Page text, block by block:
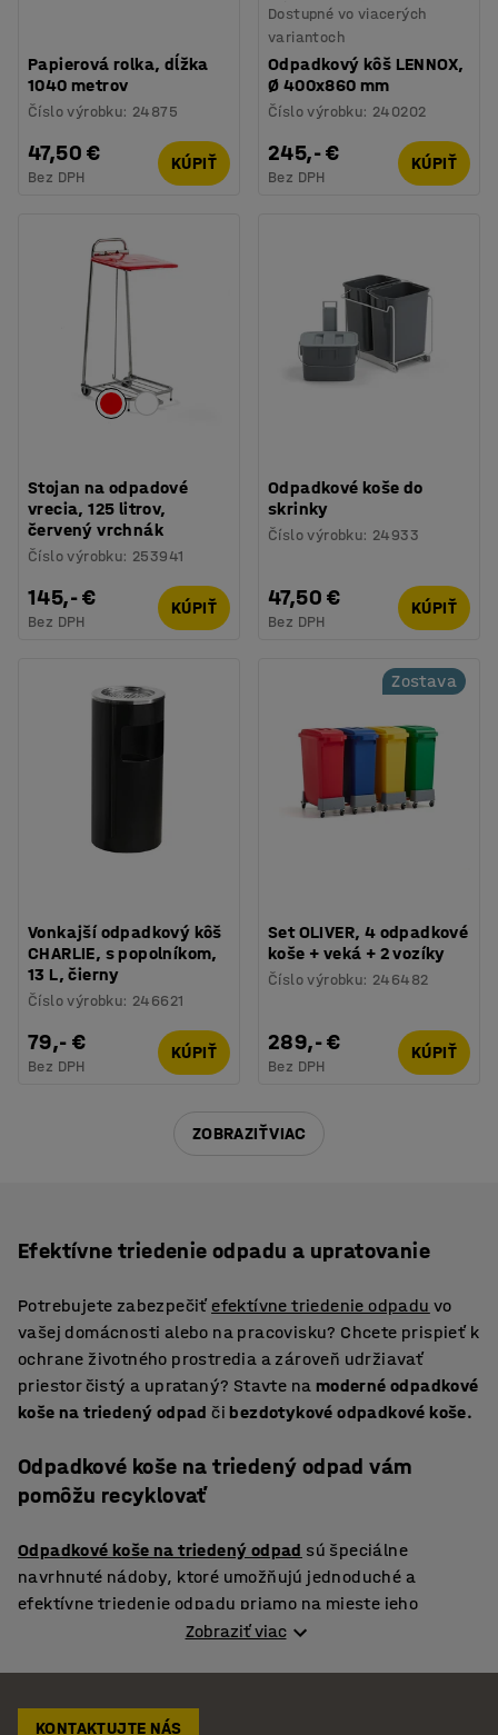
Papierová rolka, dĺžka
1040 metrov
Číslo výrobku: 24875
47,50 €
Bez DPH
KÚPIŤ
Dostupné vo viacerých
variantoch
Odpadkový kôš LENNOX,
Ø 400x860 mm
Číslo výrobku: 240202
245,- €
Bez DPH
KÚPIŤ
Stojan na odpadové
vrecia, 125 litrov,
červený vrchnák
Číslo výrobku: 253941
145,- €
Bez DPH
KÚPIŤ
Odpadkové koše do
skrinky
Číslo výrobku: 24933
47,50 €
Bez DPH
KÚPIŤ
Vonkajší odpadkový kôš
CHARLIE, s popolníkom,
13 L, čierny
Číslo výrobku: 246621
79,- €
Bez DPH
KÚPIŤ
Zostava
Set OLIVER, 4 odpadkové
koše + veká + 2 vozíky
Číslo výrobku: 246482
289,- €
Bez DPH
KÚPIŤ
ZOBRAZIŤ VIAC
Efektívne triedenie odpadu a upratovanie
Potrebujete zabezpečiťefektívne triedenie odpadu vo
vašej domácnosti alebo na pracovisku? Chcete prispieť k
ochrane životného prostredia a zároveň udržiavať
priestor čistý a uprataný? Stavte na moderné odpadkové
koše na triedený odpad či bezdotykové odpadkové koše.
Odpadkové koše na triedený odpad vám
pomôžu recyklovať
Odpadkové koše na triedený odpad sú špeciálne
navrhnuté nádoby, ktoré umožňujú jednoduché a
efektívne triedenie odpadu priamo na mieste jeho
Tieto koše sú zvyčajne rozdelené na viacero sekcií, ktoré
Zobraziť viac
KONTAKTUJTE NÁS